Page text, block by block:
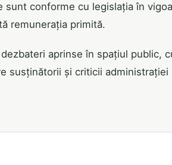
sunt conforme cu legislația în
remunerația primită.
aprinse în spațiul public,
susținătorii și criticii administrației